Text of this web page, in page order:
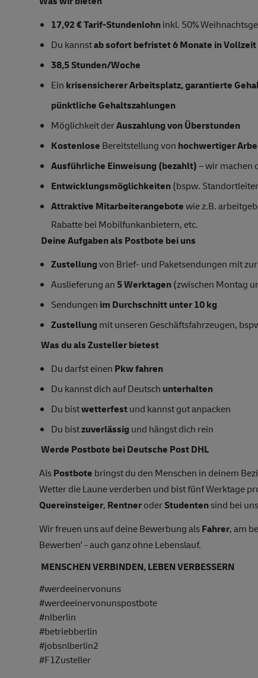
17,92 € Tarif-Stundenlohninkl. 50%
Du kannstab sofortbefristet 6 Monate in Vollzeit
38,5 Stunden/Woche
Ein krisensicherer Arbeitsplatz, garantierte
pünktliche Gehaltszahlungen
Möglichkeit derAuszahlung von Überstunden
Kostenlose Bereitstellung von hochwertiger
Ausführliche Einweisung (bezahlt)– wir machen
Entwicklungsmöglichkeiten(bspw.
Attraktive Mitarbeiterangebotewie z.B.
Rabatte bei Mobilfunkanbietern, etc.
Deine Aufgaben als Postbote bei uns
Zustellungvon Brief- und Paketsendungen mit
Auslieferung an5 Werktagen(zwischen Montag
Sendungen im Durchschnitt unter 10 kg
Zustellung mit unseren Geschäftsfahrzeugen,
Was du als Zusteller bietest
Du darfst einen Pkw fahren
Du kannst dich auf Deutsch unterhalten
Du bistwetterfestund kannst gut anpacken
Du bistzuverlässig und hängst dich rein
Werde Postbote bei Deutsche Post DHL
AlsPostbote bringst du den Menschen in deinem
Wetter die Laune verderben und bist fünf Werktage
Quereinsteiger, RentneroderStudentensind bei
Wir freuen uns auf deine Bewerbung alsFahrer, am
Bewerben' - auch ganz ohne Lebenslauf.
MENSCHEN VERBINDEN, LEBEN VERBESSERN
#werdeeinervonuns
#werdeeinervonunspostbote
#nlberlin
#betriebberlin
#jobsnlberlin2
#F1Zusteller